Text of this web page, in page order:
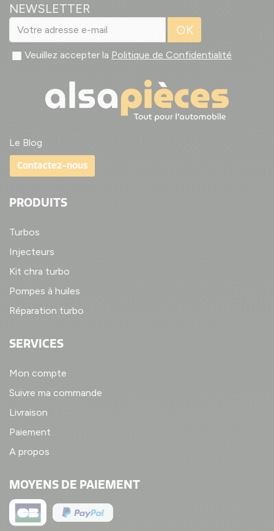
NEWSLETTER
OK
Veuillez accepter la Politique de Confidentialité
Le Blog
Contactez-nous
PRODUITS
Turbos
Injecteurs
Kit chra turbo
Pompes à huiles
Réparation turbo
SERVICES
Mon compte
Suivre ma commande
Livraison
Paiement
A propos
MOYENS DE PAIEMENT